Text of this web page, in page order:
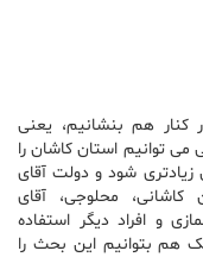
هم بنشانیم، یعنی
می توانیم استان کاشان را
شود و دولت آقای
محلوجی، آقای
و افراد دیگر استفاده
هم بتوانیم این بحث را